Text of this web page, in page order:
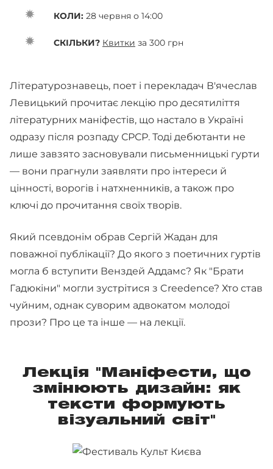
КОЛИ: 28 червня о 14:00
СКІЛЬКИ? Квитки за 300 грн
Літературознавець, поет і перекладач В'ячеслав
Левицький прочитає лекцію про десятиліття
літературних маніфестів, що настало в Україні
одразу після розпаду СРСР. Тоді дебютанти не
лише завзято засновували письменницькі гурти
— вони прагнули заявляти про інтереси й
цінності, ворогів і натхненників, а також про
ключі до прочитання своїх творів.
Який псевдонім обрав Сергій Жадан для
поважної публікації? До якого з поетичних гуртів
могла б вступити Венздей Аддамс? Як "Брати
Гадюкіни" могли зустрітися з Creedence? Хто став
чуйним, однак суворим адвокатом молодої
прози? Про це та інше — на лекції.
Лекція "Маніфести, що
змінюють дизайн: як
тексти формують
візуальний світ"